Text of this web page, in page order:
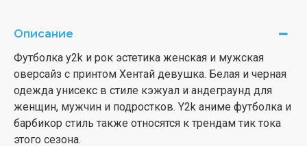
Описание
Футболка y2k и рок эстетика женская и мужская
оверсайз с принтом Хентай девушка. Белая и черная
одежда унисекс в стиле кэжуал и андеграунд для
женщин, мужчин и подростков. Y2k аниме футболка и
барбикор стиль также относятся к трендам тик тока
этого сезона.